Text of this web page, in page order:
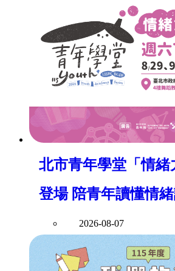
北市青年學堂「情緒
登場 陪青年讀懂情
身心平衡2026-08-07